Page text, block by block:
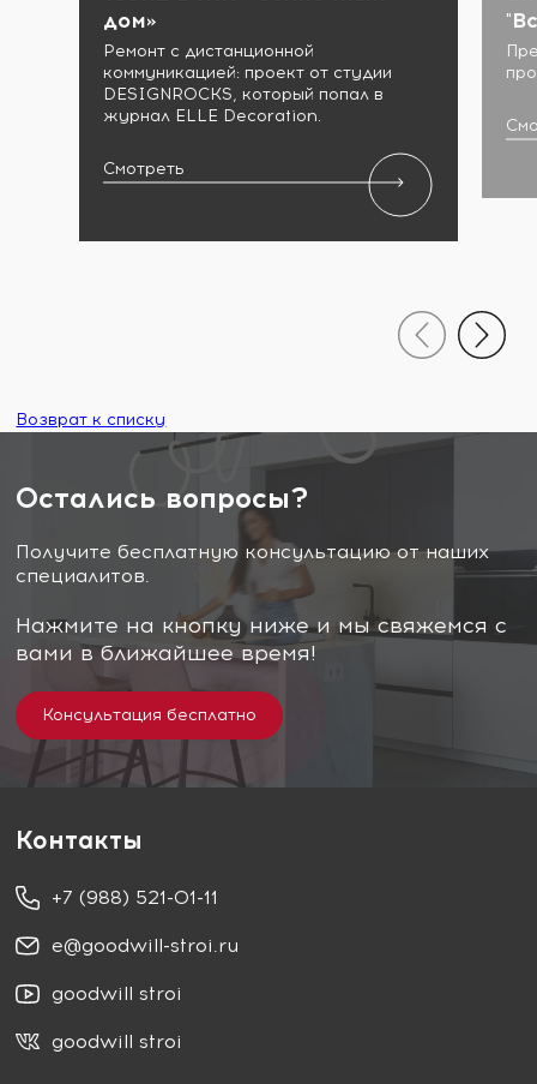
дом»
Ремонт с дистанционной
коммуникацией: проект от студии
DESIGNROCKS, который попал в
журнал ELLE Decoration.
Смотреть
Возврат к списку
Остались вопросы?
Получите бесплатную консультацию от наших
специалитов.
Нажмите на кнопку ниже и мы свяжемся с
вами в ближайшее время!
Консультация бесплатно
Контакты
+7 (988) 521-01-11
e@goodwill-stroi.ru
goodwill stroi
goodwill stroi